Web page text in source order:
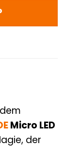
Micro LED
der